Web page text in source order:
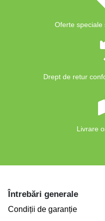
Oferte speciale
Drept de retur
Livrare
Întrebări generale
Condiții de garanție